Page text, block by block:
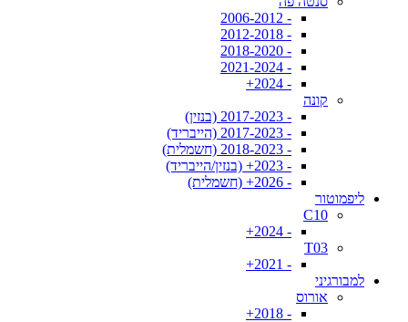
- 2006-2012
- 2012-2018
- 2018-2020
- 2021-2024
- 2024+
קונה
- 2017-2023 (בנזין)
- 2017-2023 (הייבריד)
- 2018-2023 (חשמלית)
- 2023+ (בנזין/הייבריד)
- 2026+ (חשמלית)
ליפמוטור
C10
- 2024+
T03
- 2021+
למבורגיני
אורוס
- 2018+